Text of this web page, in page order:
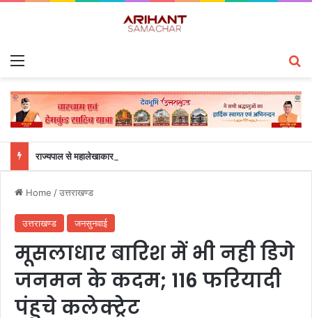
राज्यपाल से महालेखाकार, लेखापरीक्षा उत्तराखंड संजीव कुमार ने की शिष्टाचार भेंट
Home /उत्तराखण्ड
उत्तराखण्ड जनसुनवाई
मूसलाधार बारिश में भी नही डिगे
जनमन के कदम; 116 फरियादी
पंहुचे कलेक्ट्रेट